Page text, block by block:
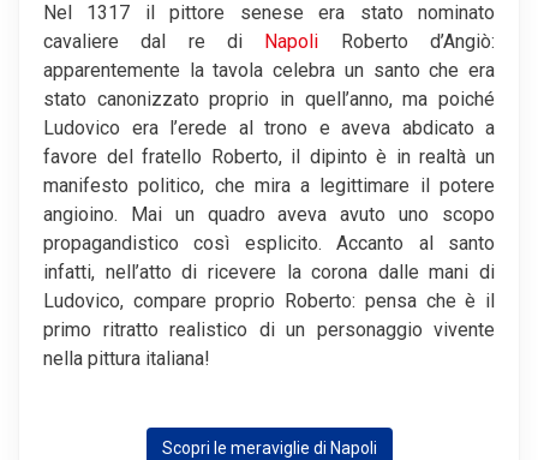
Nel 1317 il pittore senese era stato nominato
cavaliere dal re di
Napoli Roberto d’Angiò:
apparentemente la tavola celebra un santo che era
stato canonizzato proprio in quell’anno, ma poiché
Ludovico era l’erede al trono e aveva abdicato a
favore del fratello Roberto, il dipinto è in realtà un
manifesto politico, che mira a legittimare il potere
angioino. Mai un quadro aveva avuto uno scopo
propagandistico così esplicito. Accanto al santo
infatti, nell’atto di ricevere la corona dalle mani di
Ludovico, compare proprio Roberto: pensa che è il
primo ritratto realistico di un personaggio vivente
nella pittura italiana!
Scopri le meraviglie di Napoli